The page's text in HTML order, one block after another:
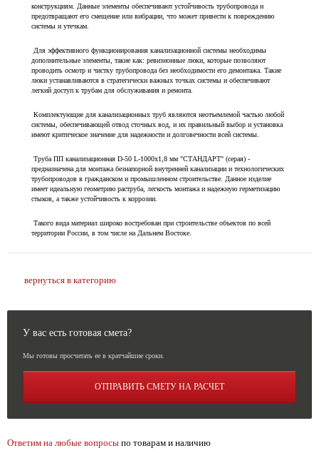
конструкциям. Данные элементы обеспечивают устойчивость трубопровода и
предотвращают его смещение или вибрации, что может привести к повреждению
системы и утечкам.
Для эффективного функционирования канализационной системы необходимы
дополнительные элементы, такие как: ревизионные люки, которые позволяют
проводить осмотр и чистку трубопровода без необходимости его демонтажа. Такие
люки устанавливаются в стратегически важных точках системы и обеспечивают
легкий доступ к трубам для обслуживания и ремонта.
Комплектующие для канализационных труб являются неотъемлемой частью любой
системы, обеспечивающей отвод сточных вод, и их правильный выбор и установка
имеют критическое значение для надежности и долговечности всей системы.
Труба ПП канализационная D-50 L-1000х1,8 мм "СТАНДАРТ" (серая) -
предназначена для монтажа безнапорной внутренней канализации и технологических
трубопроводов в гражданском и промышленном строительстве. Данное изделие
имеет идеальную геометрию раструба, легкость монтажа и надежную герметизацию
стыков, а также устойчивость к коррозии.
Такого вида материал широко востребован при строительстве объектов по всей
территории России, в том числе на Дальнем Востоке.
вернуться в категорию
У вас есть готовая смета?
Мы готовы просчитать ее в кратчайшие сроки.
ОТПРАВИТЬ СМЕТУ НА РАСЧЕТ
Ответим на любые вопросы по товарам и наличию